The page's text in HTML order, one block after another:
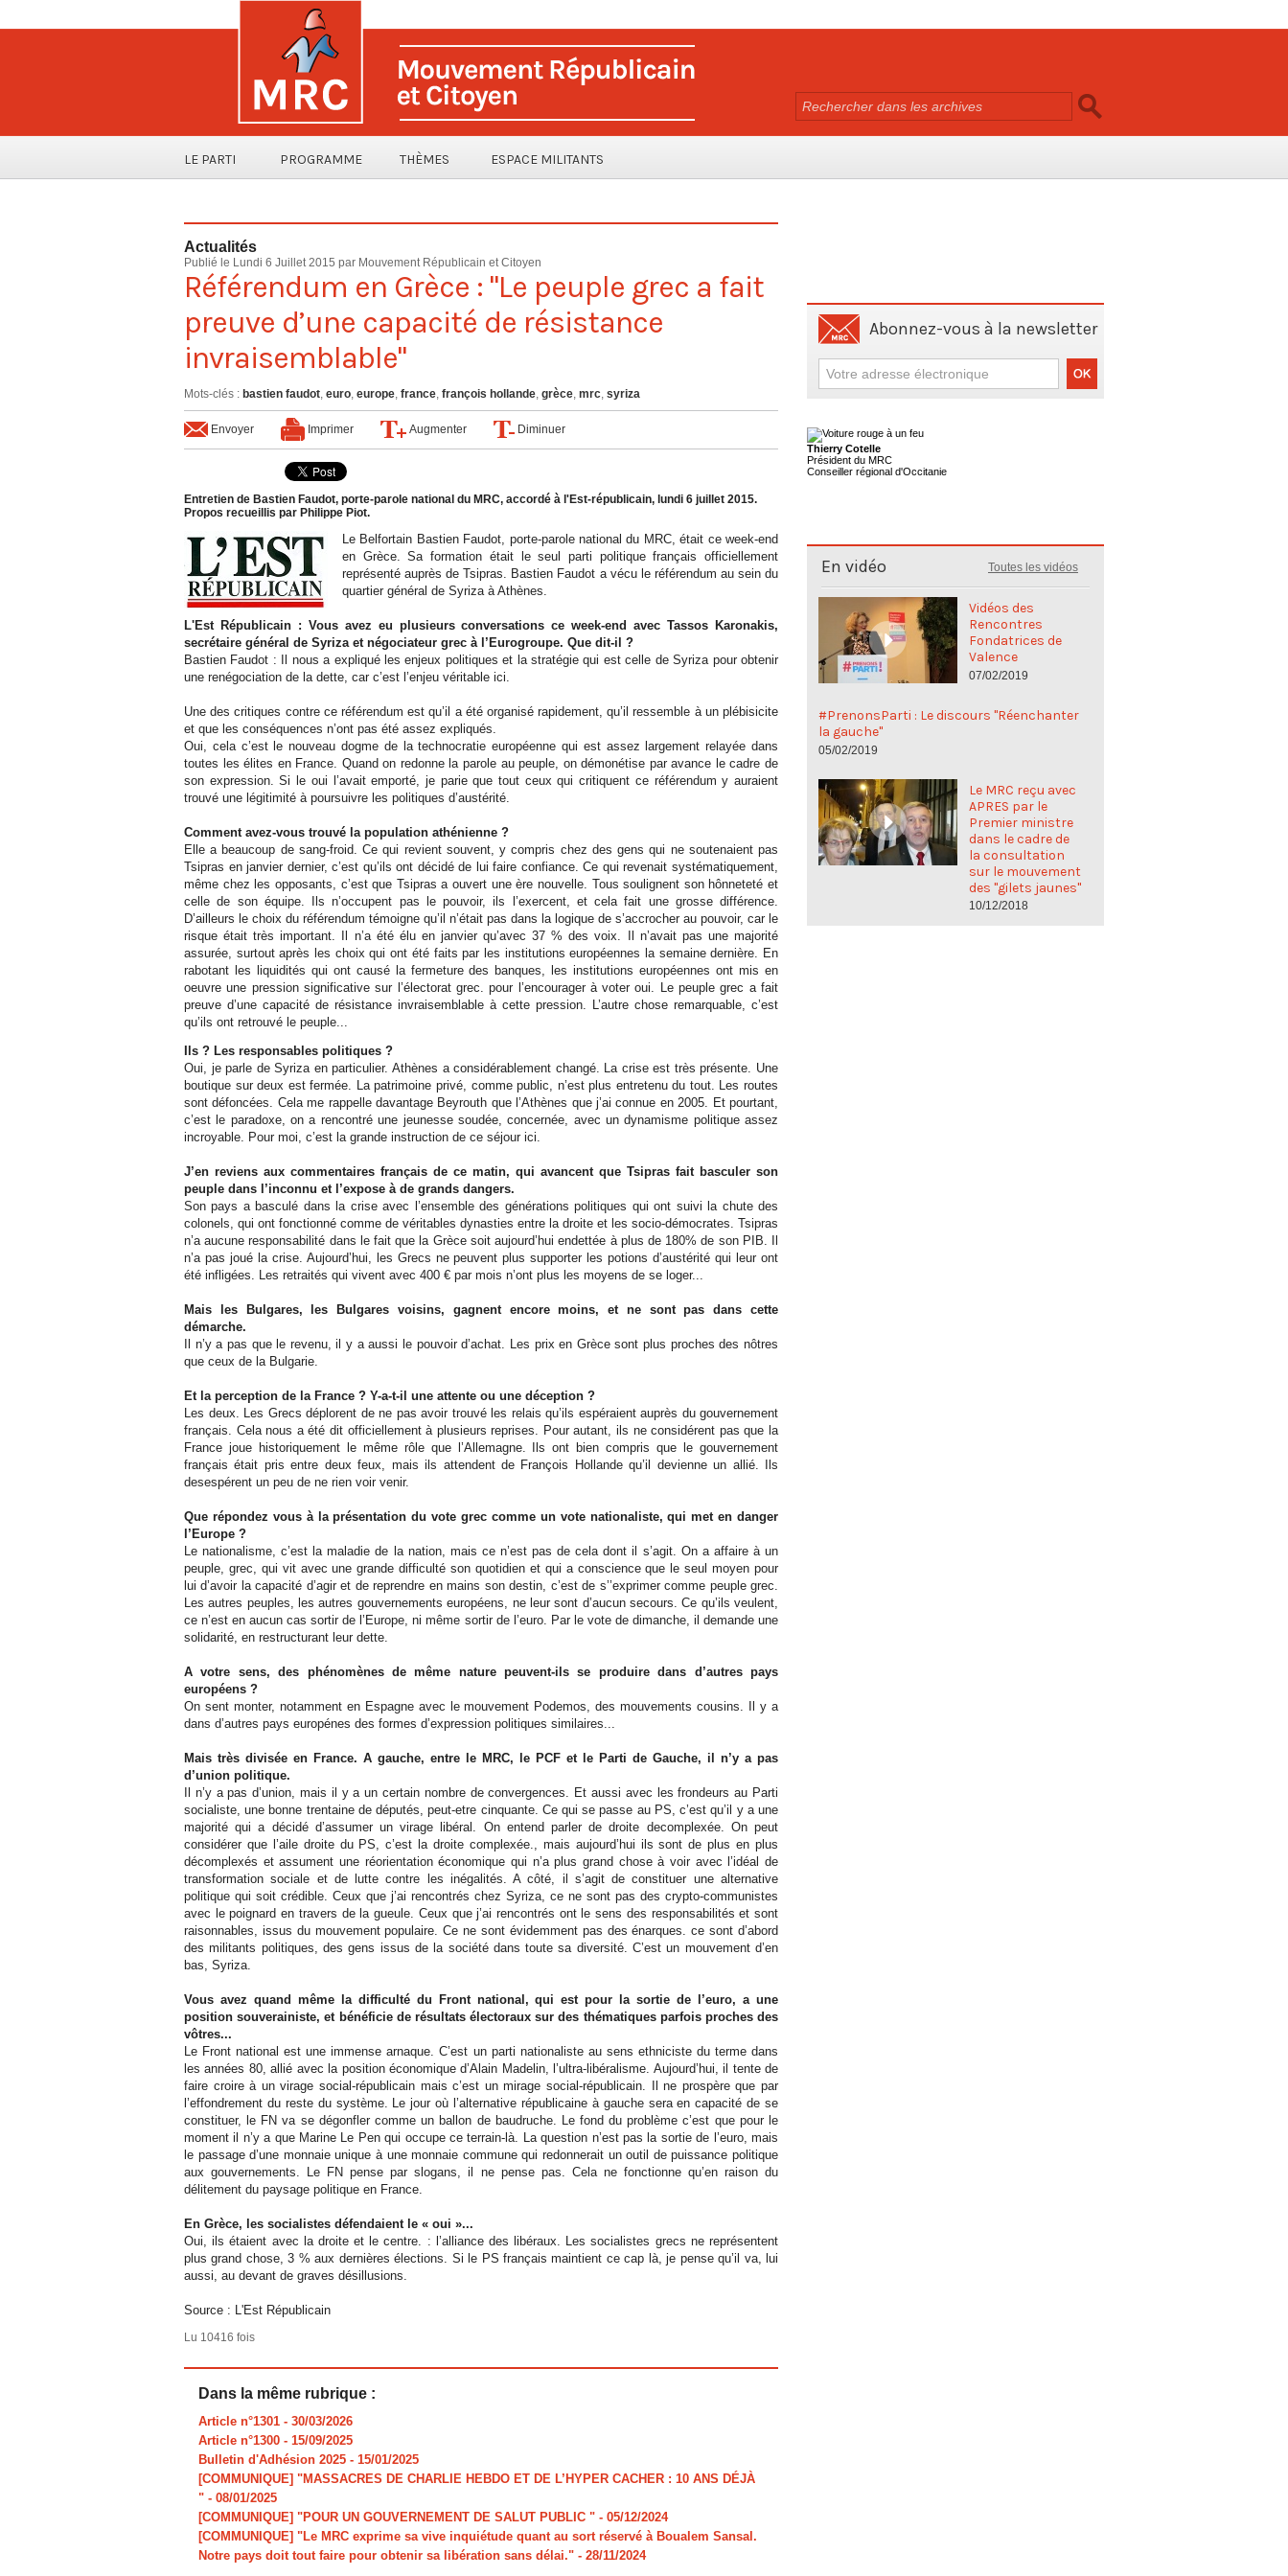
LE PARTI PROGRAMME THÈMES ESPACE MILITANTS
Actualités
Publié le Lundi 6 Juillet 2015 par Mouvement Républicain et Citoyen
Référendum en Grèce : "Le peuple grec a fait
preuve d’une capacité de résistance
invraisemblable"
Mots-clés : bastien faudot, euro, europe, france, françois hollande, grèce, mrc, syriza
Envoyer Imprimer Augmenter Diminuer
Entretien de Bastien Faudot, porte-parole national du MRC, accordé à l'Est-républicain, lundi 6 juillet 2015.
Propos recueillis par Philippe Piot.
Le Belfortain Bastien Faudot, porte-parole national du MRC, était ce week-end
en Grèce. Sa formation était le seul parti politique français officiellement
représenté auprès de Tsipras. Bastien Faudot a vécu le référendum au sein du
quartier général de Syriza à Athènes.
L'Est Républicain : Vous avez eu plusieurs conversations ce week-end avec Tassos Karonakis,
secrétaire général de Syriza et négociateur grec à l’Eurogroupe. Que dit-il ?
Bastien Faudot : Il nous a expliqué les enjeux politiques et la stratégie qui est celle de Syriza pour obtenir
une renégociation de la dette, car c’est l’enjeu véritable ici.
Une des critiques contre ce référendum est qu’il a été organisé rapidement, qu’il ressemble à un plébisicite
et que les conséquences n’ont pas été assez expliqués.
Oui, cela c’est le nouveau dogme de la technocratie européenne qui est assez largement relayée dans
toutes les élites en France. Quand on redonne la parole au peuple, on démonétise par avance le cadre de
son expression. Si le oui l’avait emporté, je parie que tout ceux qui critiquent ce référendum y auraient
trouvé une légitimité à poursuivre les politiques d’austérité.
Comment avez-vous trouvé la population athénienne ?
Elle a beaucoup de sang-froid. Ce qui revient souvent, y compris chez des gens qui ne soutenaient pas
Tsipras en janvier dernier, c’est qu’ils ont décidé de lui faire confiance. Ce qui revenait systématiquement,
même chez les opposants, c’est que Tsipras a ouvert une ère nouvelle. Tous soulignent son hônneteté et
celle de son équipe. Ils n’occupent pas le pouvoir, ils l’exercent, et cela fait une grosse différence.
D’ailleurs le choix du référendum témoigne qu’il n’était pas dans la logique de s’accrocher au pouvoir, car le
risque était très important. Il n’a été élu en janvier qu’avec 37 % des voix. Il n’avait pas une majorité
assurée, surtout après les choix qui ont été faits par les institutions européennes la semaine dernière. En
rabotant les liquidités qui ont causé la fermeture des banques, les institutions européennes ont mis en
oeuvre une pression significative sur l’électorat grec. pour l’encourager à voter oui. Le peuple grec a fait
preuve d’une capacité de résistance invraisemblable à cette pression. L’autre chose remarquable, c’est
qu’ils ont retrouvé le peuple...
Ils ? Les responsables politiques ?
Oui, je parle de Syriza en particulier. Athènes a considérablement changé. La crise est très présente. Une
boutique sur deux est fermée. La patrimoine privé, comme public, n’est plus entretenu du tout. Les routes
sont défoncées. Cela me rappelle davantage Beyrouth que l’Athènes que j’ai connue en 2005. Et pourtant,
c’est le paradoxe, on a rencontré une jeunesse soudée, concernée, avec un dynamisme politique assez
incroyable. Pour moi, c’est la grande instruction de ce séjour ici.
J’en reviens aux commentaires français de ce matin, qui avancent que Tsipras fait basculer son
peuple dans l’inconnu et l’expose à de grands dangers.
Son pays a basculé dans la crise avec l’ensemble des générations politiques qui ont suivi la chute des
colonels, qui ont fonctionné comme de véritables dynasties entre la droite et les socio-démocrates. Tsipras
n’a aucune responsabilité dans le fait que la Grèce soit aujourd’hui endettée à plus de 180% de son PIB. Il
n’a pas joué la crise. Aujourd’hui, les Grecs ne peuvent plus supporter les potions d’austérité qui leur ont
été infligées. Les retraités qui vivent avec 400 € par mois n’ont plus les moyens de se loger...
Mais les Bulgares, les Bulgares voisins, gagnent encore moins, et ne sont pas dans cette
démarche.
Il n’y a pas que le revenu, il y a aussi le pouvoir d’achat. Les prix en Grèce sont plus proches des nôtres
que ceux de la Bulgarie.
Et la perception de la France ? Y-a-t-il une attente ou une déception ?
Les deux. Les Grecs déplorent de ne pas avoir trouvé les relais qu’ils espéraient auprès du gouvernement
français. Cela nous a été dit officiellement à plusieurs reprises. Pour autant, ils ne considérent pas que la
France joue historiquement le même rôle que l’Allemagne. Ils ont bien compris que le gouvernement
français était pris entre deux feux, mais ils attendent de François Hollande qu’il devienne un allié. Ils
desespérent un peu de ne rien voir venir.
Que répondez vous à la présentation du vote grec comme un vote nationaliste, qui met en danger
l’Europe ?
Le nationalisme, c’est la maladie de la nation, mais ce n’est pas de cela dont il s’agit. On a affaire à un
peuple, grec, qui vit avec une grande difficulté son quotidien et qui a conscience que le seul moyen pour
lui d’avoir la capacité d’agir et de reprendre en mains son destin, c’est de s’’exprimer comme peuple grec.
Les autres peuples, les autres gouvernements européens, ne leur sont d’aucun secours. Ce qu’ils veulent,
ce n’est en aucun cas sortir de l’Europe, ni même sortir de l’euro. Par le vote de dimanche, il demande une
solidarité, en restructurant leur dette.
A votre sens, des phénomènes de même nature peuvent-ils se produire dans d’autres pays
européens ?
On sent monter, notamment en Espagne avec le mouvement Podemos, des mouvements cousins. Il y a
dans d’autres pays europénes des formes d’expression politiques similaires...
Mais très divisée en France. A gauche, entre le MRC, le PCF et le Parti de Gauche, il n’y a pas
d’union politique.
Il n’y a pas d’union, mais il y a un certain nombre de convergences. Et aussi avec les frondeurs au Parti
socialiste, une bonne trentaine de députés, peut-etre cinquante. Ce qui se passe au PS, c’est qu’il y a une
majorité qui a décidé d’assumer un virage libéral. On entend parler de droite decomplexée. On peut
considérer que l’aile droite du PS, c’est la droite complexée., mais aujourd’hui ils sont de plus en plus
décomplexés et assument une réorientation économique qui n’a plus grand chose à voir avec l’idéal de
transformation sociale et de lutte contre les inégalités. A côté, il s’agit de constituer une alternative
politique qui soit crédible. Ceux que j’ai rencontrés chez Syriza, ce ne sont pas des crypto-communistes
avec le poignard en travers de la gueule. Ceux que j’ai rencontrés ont le sens des responsabilités et sont
raisonnables, issus du mouvement populaire. Ce ne sont évidemment pas des énarques. ce sont d’abord
des militants politiques, des gens issus de la société dans toute sa diversité. C’est un mouvement d’en
bas, Syriza.
Vous avez quand même la difficulté du Front national, qui est pour la sortie de l’euro, a une
position souverainiste, et bénéficie de résultats électoraux sur des thématiques parfois proches des
vôtres...
Le Front national est une immense arnaque. C’est un parti nationaliste au sens ethniciste du terme dans
les années 80, allié avec la position économique d’Alain Madelin, l’ultra-libéralisme. Aujourd’hui, il tente de
faire croire à un virage social-républicain mais c’est un mirage social-républicain. Il ne prospère que par
l’effondrement du reste du système. Le jour où l’alternative républicaine à gauche sera en capacité de se
constituer, le FN va se dégonfler comme un ballon de baudruche. Le fond du problème c’est que pour le
moment il n’y a que Marine Le Pen qui occupe ce terrain-là. La question n’est pas la sortie de l’euro, mais
le passage d’une monnaie unique à une monnaie commune qui redonnerait un outil de puissance politique
aux gouvernements. Le FN pense par slogans, il ne pense pas. Cela ne fonctionne qu’en raison du
délitement du paysage politique en France.
En Grèce, les socialistes défendaient le « oui »...
Oui, ils étaient avec la droite et le centre. : l’alliance des libéraux. Les socialistes grecs ne représentent
plus grand chose, 3 % aux dernières élections. Si le PS français maintient ce cap là, je pense qu’il va, lui
aussi, au devant de graves désillusions.
Source : L'Est Républicain
Lu 10416 fois
Dans la même rubrique :
Article n°1301 - 30/03/2026
Article n°1300 - 15/09/2025
Bulletin d'Adhésion 2025 - 15/01/2025
[COMMUNIQUE] "MASSACRES DE CHARLIE HEBDO ET DE L’HYPER CACHER : 10 ANS DÉJÀ
" - 08/01/2025
[COMMUNIQUE] "POUR UN GOUVERNEMENT DE SALUT PUBLIC " - 05/12/2024
[COMMUNIQUE] "Le MRC exprime sa vive inquiétude quant au sort réservé à Boualem Sansal.
Notre pays doit tout faire pour obtenir sa libération sans délai." - 28/11/2024
Abonnez-vous à la newsletter
Thierry Cotelle
Président du MRC
Conseiller régional d'Occitanie
En vidéo Toutes les vidéos
Vidéos des
Rencontres
Fondatrices de
Valence
07/02/2019
#PrenonsParti : Le discours "Réenchanter
la gauche"
05/02/2019
Le MRC reçu avec
APRES par le
Premier ministre
dans le cadre de
la consultation
sur le mouvement
des "gilets jaunes"
10/12/2018